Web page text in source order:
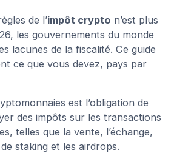
de l’impôt crypto n’est plus
les gouvernements du monde
lacunes de la fiscalité. Ce guide
ce que vous devez, pays par
est l’obligation de
des impôts sur les transactions
telles que la vente, l’échange,
staking et les airdrops.